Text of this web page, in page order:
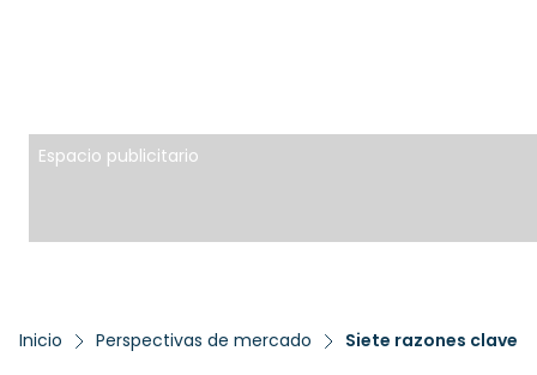
Espacio publicitario
Inicio Perspectivas de mercado Siete razones clave